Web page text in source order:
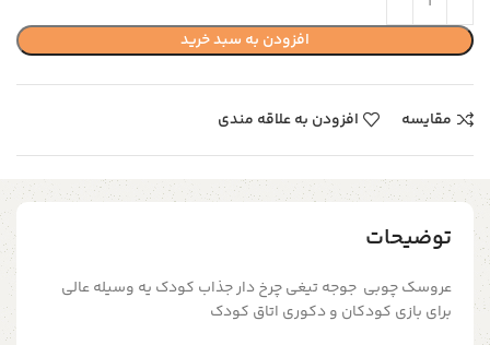
افزودن به سبد خرید
مقایسه افزودن به علاقه مندی
توضیحات
عروسک چوبی جوجه تیغی چرخ دار جذاب کودک یه وسیله عالی
برای بازی کودکان و دکوری اتاق کودک